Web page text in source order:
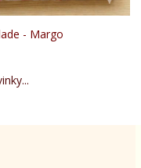
- Margo